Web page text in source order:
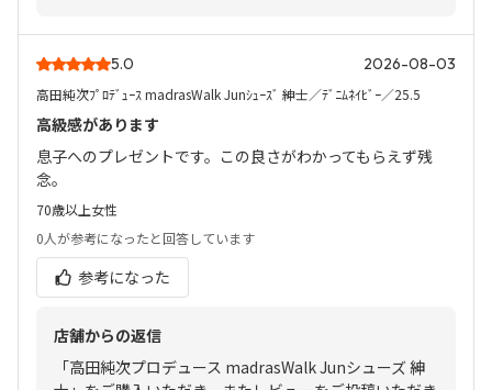
5.0 2026-08-03
高田純次ﾌﾟﾛﾃﾞｭｰｽ madrasWalk Junｼｭｰｽﾞ 紳士／ﾃﾞﾆﾑﾈｲﾋﾞｰ／25.5
高級感があります
息子へのプレゼントです。この良さがわかってもらえず残
念。
70歳以上女性
0人が参考になったと回答しています
参考になった
店舗からの返信
「高田純次プロデュース madrasWalk Junシューズ 紳